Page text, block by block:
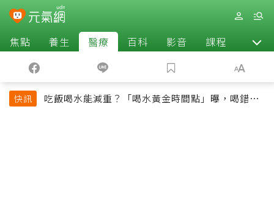
焦點 養生 醫療 百科 影音 課程 退休
快訊
吃飯喝水能減重？「喝水黃金時間點」曝，喝錯時